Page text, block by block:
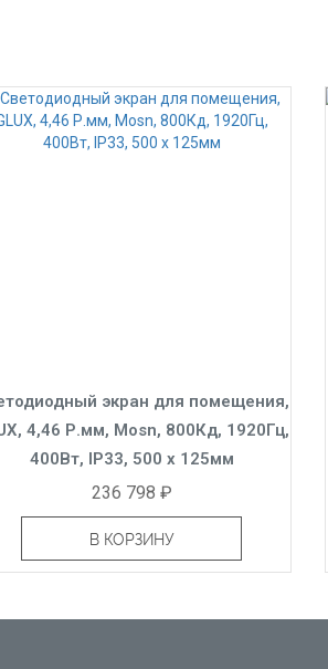
экран для помещения,
4,46 Р.мм, Mosn, 800Кд, 1920Гц,
400Вт, IP33, 500 x 125мм
236 798 ₽
В КОРЗИНУ